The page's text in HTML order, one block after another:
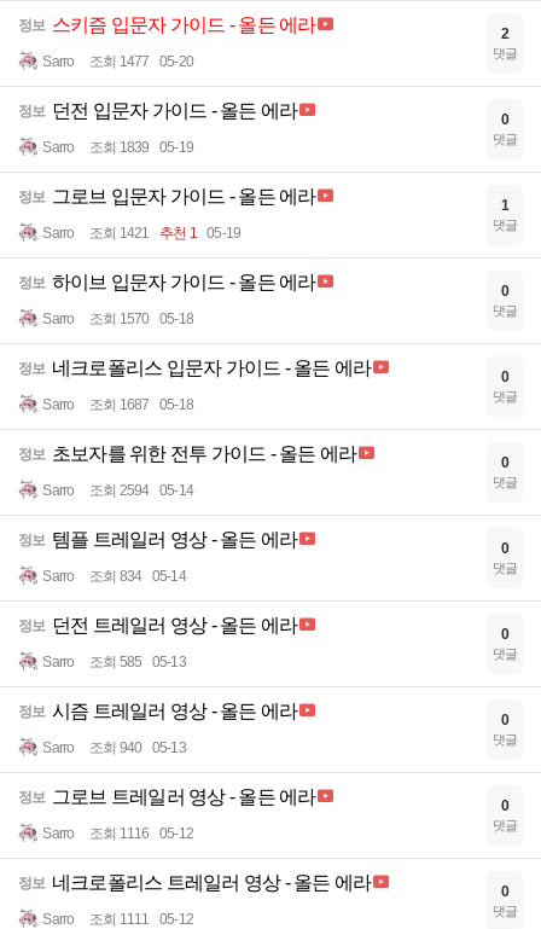
정보 스키즘 입문자 가이드 - 올든 에라
Sarro 조회 1477 05-20
2
댓글
정보 던전 입문자 가이드 - 올든 에라
Sarro 조회 1839 05-19
0
댓글
정보 그로브 입문자 가이드 - 올든 에라
Sarro 조회 1421 추천 1 05-19
1
댓글
정보 하이브 입문자 가이드 - 올든 에라
Sarro 조회 1570 05-18
0
댓글
정보 네크로폴리스 입문자 가이드 - 올든 에라
Sarro 조회 1687 05-18
0
댓글
정보 초보자를 위한 전투 가이드 - 올든 에라
Sarro 조회 2594 05-14
0
댓글
정보 템플 트레일러 영상 - 올든 에라
Sarro 조회 834 05-14
0
댓글
정보 던전 트레일러 영상 - 올든 에라
Sarro 조회 585 05-13
0
댓글
정보 시즘 트레일러 영상 - 올든 에라
Sarro 조회 940 05-13
0
댓글
정보 그로브 트레일러 영상 - 올든 에라
Sarro 조회 1116 05-12
0
댓글
정보 네크로폴리스 트레일러 영상 - 올든 에라
Sarro 조회 1111 05-12
0
댓글